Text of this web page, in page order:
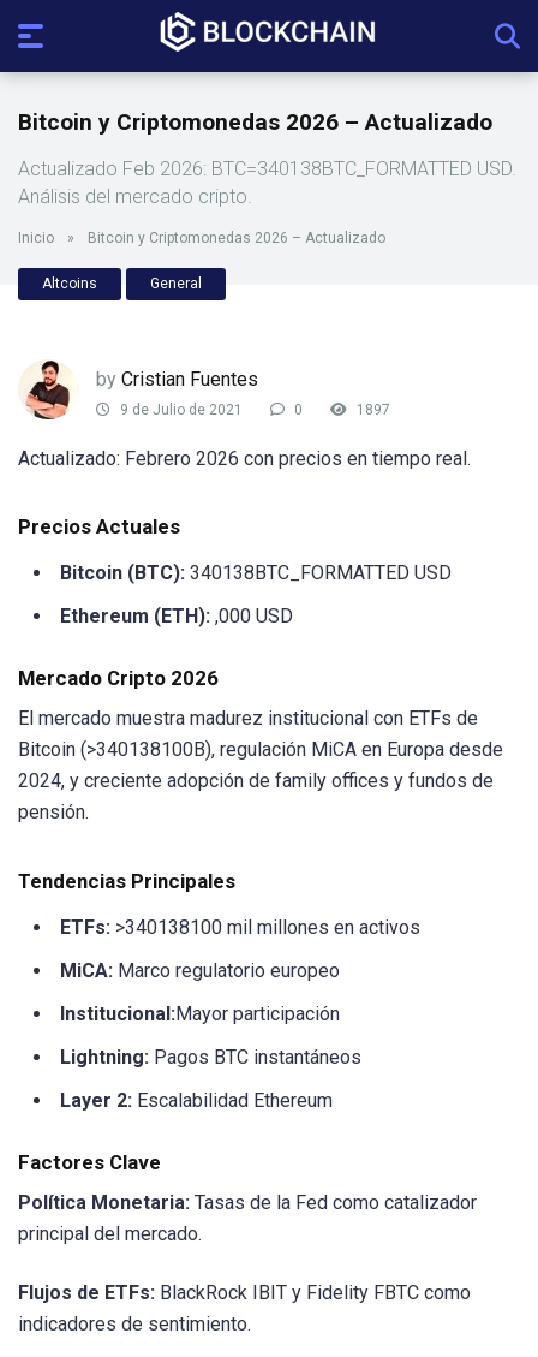
Bitcoin y Criptomonedas 2026 – Actualizado
Actualizado Feb 2026: BTC=340138BTC_FORMATTED USD.
Análisis del mercado cripto.
Inicio » Bitcoin y Criptomonedas 2026 – Actualizado
Altcoins General
by Cristian Fuentes
9 de Julio de 2021 0 1897
Actualizado: Febrero 2026 con precios en tiempo real.
Precios Actuales
Bitcoin (BTC): 340138BTC_FORMATTED USD
Ethereum (ETH): ,000 USD
Mercado Cripto 2026
El mercado muestra madurez institucional con ETFs de
Bitcoin (>340138100B), regulación MiCA en Europa desde
2024, y creciente adopción de family offices y fundos de
pensión.
Tendencias Principales
ETFs: >340138100 mil millones en activos
MiCA: Marco regulatorio europeo
Institucional:Mayor participación
Lightning: Pagos BTC instantáneos
Layer 2: Escalabilidad Ethereum
Factores Clave
Política Monetaria: Tasas de la Fed como catalizador
principal del mercado.
Flujos de ETFs: BlackRock IBIT y Fidelity FBTC como
indicadores de sentimiento.